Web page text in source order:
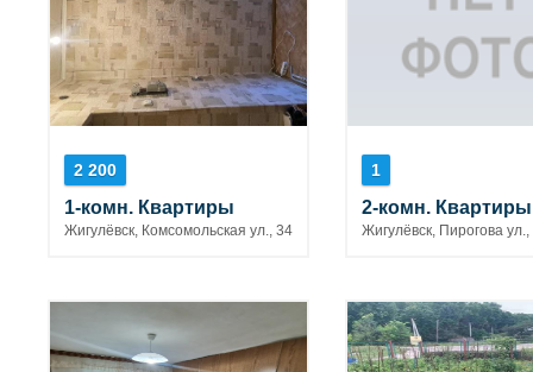
2 200
1-комн. Квартиры
Жигулёвск, Комсомольская ул., 34
1
2-комн. Квартиры
Жигулёвск, Пирогова ул.,